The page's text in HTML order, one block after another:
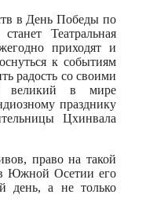
в День Победы по
Театральная
приходят и
к событиям
радость со своими
великий в мире
празднику
Цхинвала
право на такой
Южной Осетии его
день, а не только